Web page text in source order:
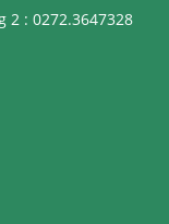
2 : 0272.3647328